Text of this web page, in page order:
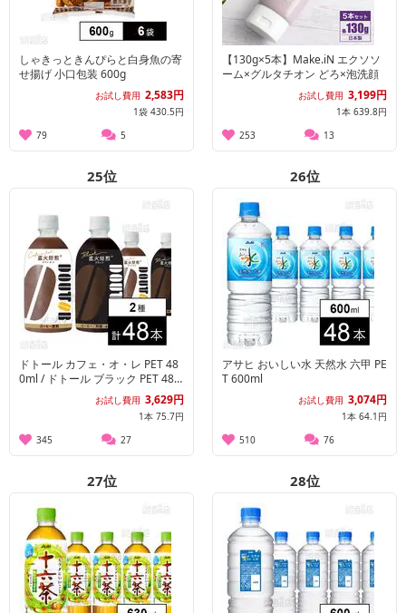
しゃきっときんぴらと白身魚の寄
せ揚げ 小口包装 600g
お試し費用 2,583円
1袋 430.5円
79
5
【130g×5本】Make.iN エクソソ
ーム×グルタチオン どろ×泡洗顔
お試し費用 3,199円
1本 639.8円
253
13
25位
ドトール カフェ・オ・レ PET 48
0ml / ドトール ブラック PET 480
お試し費用 3,629円
1本 75.7円
345
27
26位
アサヒ おいしい水 天然水 六甲 PE
T 600ml
お試し費用 3,074円
1本 64.1円
510
76
27位 28位